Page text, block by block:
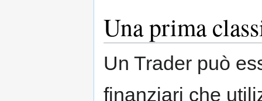
Una prima
Un Trader può
finanziari che